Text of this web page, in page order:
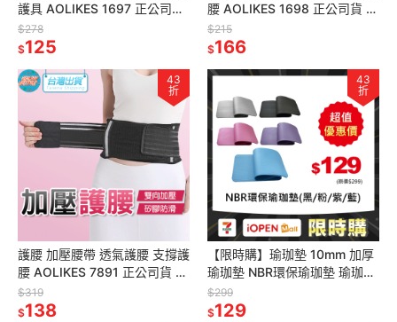
護具 AOLIKES 1697 正公司貨
單肩 運動護肩 護肩帶 運動護具
$278
$125
腰 AOLIKES 1698 正公司貨 負
重腰帶 重訓護腰 運動護具 訓練
腰帶
$215
$166
43
折
護腰 加壓腰帶 透氣護腰 支撐護
腰 AOLIKES 7891 正公司貨 束
身腰帶 工作腰帶 護具 護腰帶
腰夾
$319
$138
43
折
【限時購】瑜珈墊 10mm 加厚
瑜珈墊 NBR環保瑜珈墊 瑜珈軟
墊 瑜珈護墊 跪墊 運動器材 防
震隔音墊 防滑墊
$299
$129